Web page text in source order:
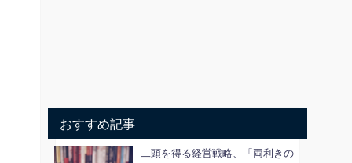
おすすめ記事
二頭を得る経営戦略、「両利きの